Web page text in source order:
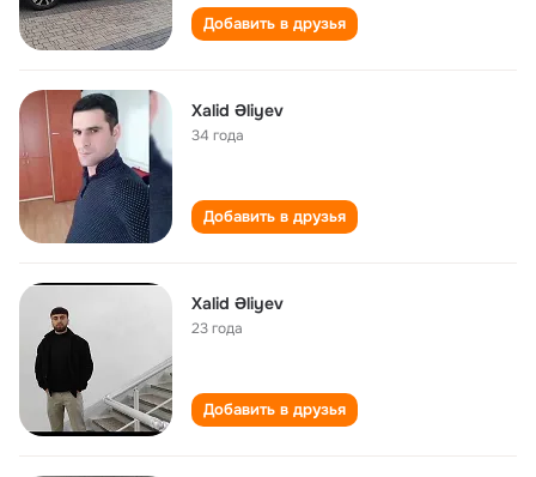
Добавить в друзья
Xalid Əliyev
34 года
Добавить в друзья
Xalid Əliyev
23 года
Добавить в друзья